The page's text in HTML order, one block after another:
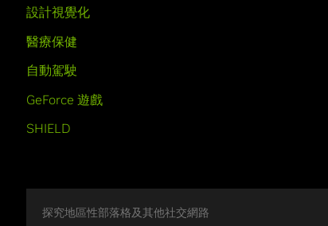
設計視覺化
醫療保健
自動駕駛
GeForce 遊戲
SHIELD
探究地區性部落格及其他社交網路